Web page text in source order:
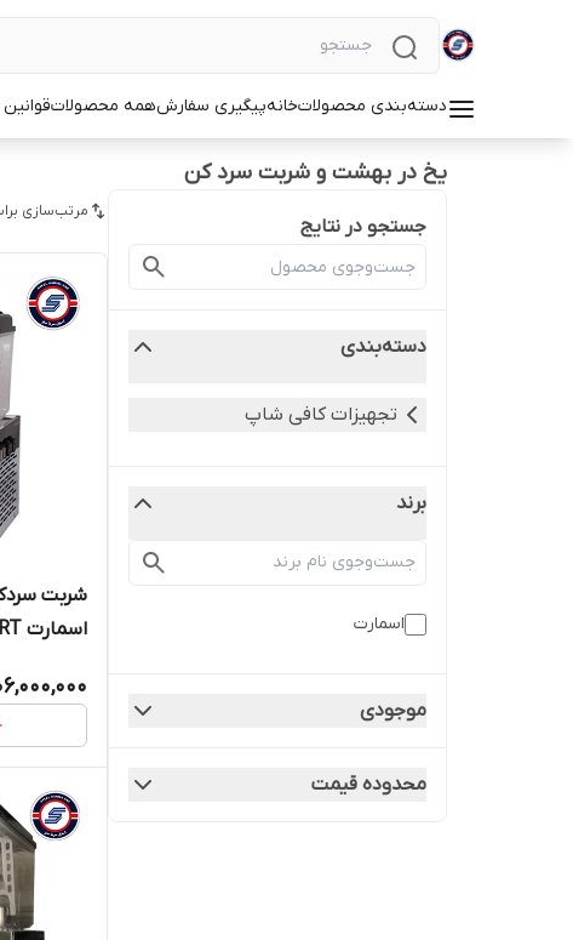
دسته‌بندی محصولاتخانهپیگیری سفارشهمه محصولات
یخ در بهشت و شربت سرد کن
جستجو در نتایج
دسته‌بندی
تجهیزات کافی شاپ
برند
اسمارت
موجودی
محدوده قیمت
مرتب‌سازی
اسمارت LION SMART